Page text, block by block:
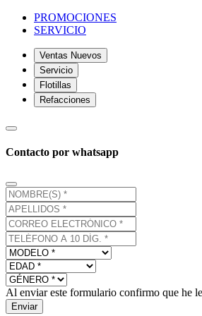
PROMOCIONES
SERVICIO
Ventas Nuevos
Servicio
Flotillas
Refacciones
Contacto por whatsapp
Al enviar este formulario confirmo que he
Enviar